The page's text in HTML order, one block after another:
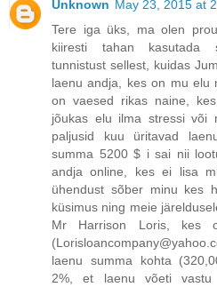
Unknown May 23, 2015 at
Tere iga üks, ma olen
kiiresti tahan kasutada
tunnistust sellest, kuidas
laenu andja, kes on mu elu
on vaesed rikas naine,
jõukas elu ilma stressi või
paljusid kuu üritavad
summa 5200 $ i sai nii
andja online, kes ei lisa
ühendust sõber minu kes
küsimus ning meie
Mr Harrison Loris, kes
laenu summa kohta
2%, et laenu võeti